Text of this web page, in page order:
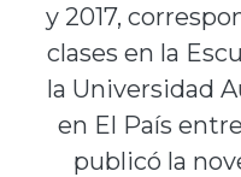
y 2017,
clases en la
la Universidad
en El País
publicó la